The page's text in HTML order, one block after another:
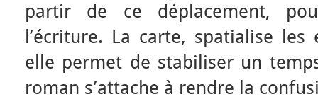
partir de ce déplacement,
l’écriture. La carte, spatialise
elle permet de stabiliser un
roman s’attache à rendre la